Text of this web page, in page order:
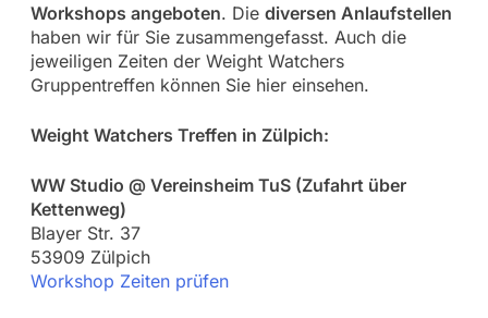
Workshops angeboten. Die diversen Anlaufstellen
haben wir für Sie zusammengefasst. Auch die
jeweiligen Zeiten der Weight Watchers
Gruppentreffen können Sie hier einsehen.
Weight Watchers Treffen in Zülpich:
WW Studio @ Vereinsheim TuS (Zufahrt über
Kettenweg)
Blayer Str. 37
53909 Zülpich
Workshop Zeiten prüfen